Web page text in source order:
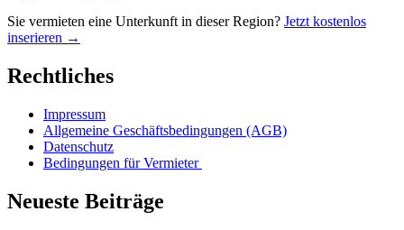
Sie vermieten eine Unterkunft in dieser Region? Jetzt kostenlos
inserieren →
Rechtliches
Impressum
Allgemeine Geschäftsbedingungen (AGB)
Datenschutz
Bedingungen für Vermieter
Neueste Beiträge